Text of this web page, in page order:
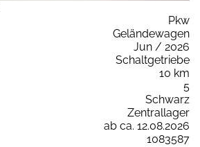
Pkw
Geländewagen
Jun / 2026
Schaltgetriebe
10 km
5
Schwarz
Zentrallager
ab ca. 12.08.2026
1083587